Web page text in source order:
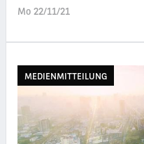
Mo 22/11/21
MEDIENMITTEILUNG